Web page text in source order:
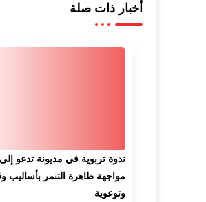
أخبار ذات صلة
ندوة تربوية في مديونة تدعو إلى
مواجهة ظاهرة التنمر بأساليب
وتوعوية